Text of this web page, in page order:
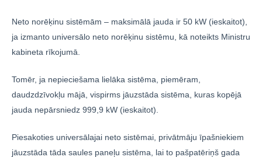
Neto norēķinu sistēmām – maksimālā jauda ir 50 kW (ieskaitot),
ja izmanto universālo neto norēķinu sistēmu, kā noteikts Ministru
kabineta rīkojumā.
Tomēr, ja nepieciešama lielāka sistēma, piemēram,
daudzdzīvokļu mājā, vispirms jāuzstāda sistēma, kuras kopējā
jauda nepārsniedz 999,9 kW (ieskaitot).
Piesakoties universālajai neto sistēmai, privātmāju īpašniekiem
jāuzstāda tāda saules paneļu sistēma, lai to pašpatēriņš gada